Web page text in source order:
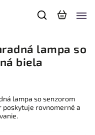
lampa so
biela
lampa so senzorom
poskytuje rovnomerné a